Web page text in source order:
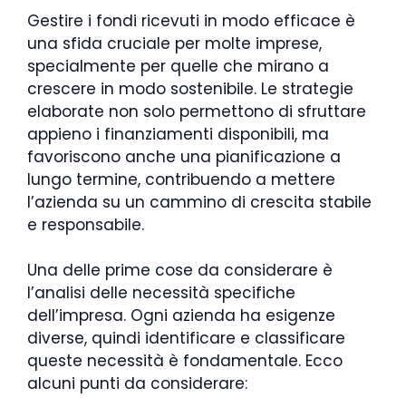
Gestire i fondi ricevuti in modo efficace è
una sfida cruciale per molte imprese,
specialmente per quelle che mirano a
crescere in modo sostenibile. Le strategie
elaborate non solo permettono di sfruttare
appieno i finanziamenti disponibili, ma
favoriscono anche una pianificazione a
lungo termine, contribuendo a mettere
l’azienda su un cammino di crescita stabile
e responsabile.
Una delle prime cose da considerare è
l’analisi delle necessità specifiche
dell’impresa. Ogni azienda ha esigenze
diverse, quindi identificare e classificare
queste necessità è fondamentale. Ecco
alcuni punti da considerare: